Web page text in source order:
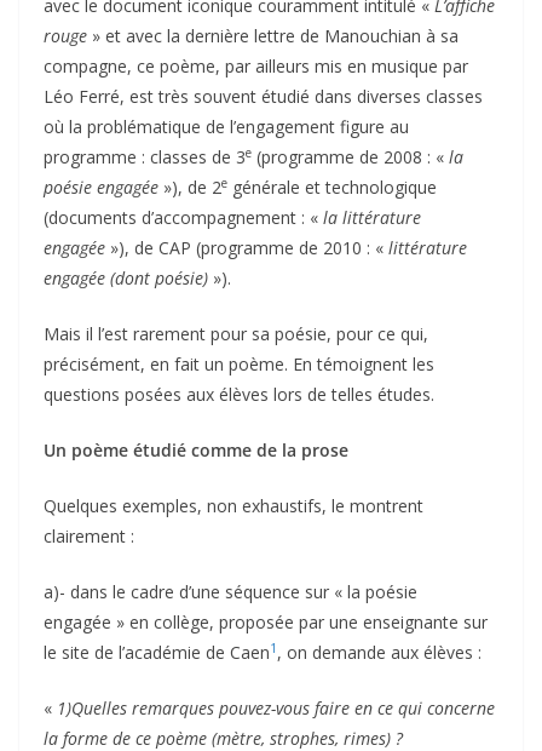
avec le document iconique couramment intitulé « L’affiche
rouge » et avec la dernière lettre de Manouchian à sa
compagne, ce poème, par ailleurs mis en musique par
Léo Ferré, est très souvent étudié dans diverses classes
où la problématique de l’engagement figure au
programme : classes de 3e (programme de 2008 : « la
poésie engagée »), de 2e générale et technologique
(documents d’accompagnement : « la littérature
engagée »), de CAP (programme de 2010 : « littérature
engagée (dont poésie) »).
Mais il l’est rarement pour sa poésie, pour ce qui,
précisément, en fait un poème. En témoignent les
questions posées aux élèves lors de telles études.
Un poème étudié comme de la prose
Quelques exemples, non exhaustifs, le montrent
clairement :
a)- dans le cadre d’une séquence sur « la poésie
engagée » en collège, proposée par une enseignante sur
le site de l’académie de Caen1 , on demande aux élèves :
« 1)Quelles remarques pouvez-vous faire en ce qui concerne
la forme de ce poème (mètre, strophes, rimes) ?